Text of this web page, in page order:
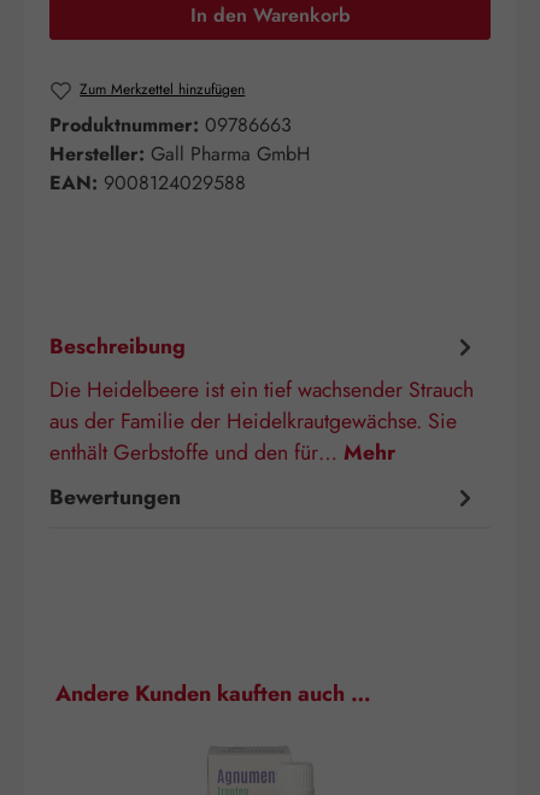
In den Warenkorb
Zum Merkzettel hinzufügen
Produktnummer: 09786663
Hersteller: Gall Pharma GmbH
EAN: 9008124029588
Beschreibung
Die Heidelbeere ist ein tief wachsender Strauch
aus der Familie der Heidelkrautgewächse. Sie
enthält Gerbstoffe und den für… Mehr
Bewertungen
Produktgalerie überspringen
Andere Kunden kauften auch …